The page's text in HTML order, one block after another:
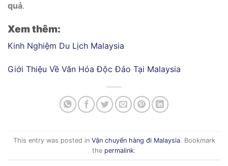
quả.
Xem thêm:
Kinh Nghiệm Du Lịch Malaysia
Giới Thiệu Về Văn Hóa Độc Đáo Tại Malaysia
This entry was posted in Vận chuyển hàng đi Malaysia. Bookmark
the permalink.